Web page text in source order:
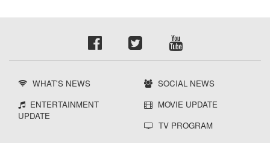
WHAT'S NEWS
SOCIAL NEWS
ENTERTAINMENT
UPDATE
MOVIE UPDATE
TV PROGRAM